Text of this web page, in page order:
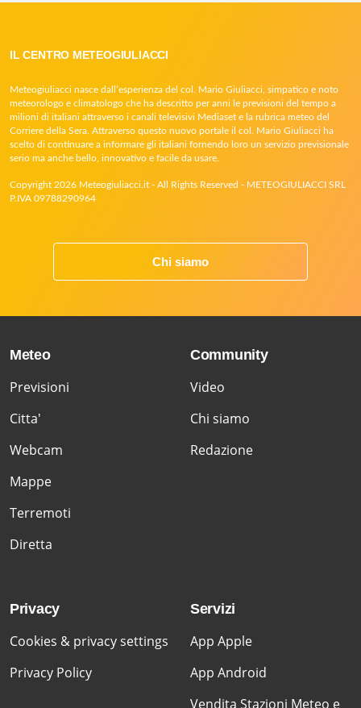
IL CENTRO METEOGIULIACCI
Meteogiuliacci nasce dall’esperienza del col. Mario Giuliacci, simpatico e noto
meteorologo e climatologo che ha descritto per anni le previsioni del tempo a
milioni di italiani attraverso i canali televisivi Mediaset e la rubrica meteo del
Corriere della Sera. Attraverso questo nuovo portale il col. Mario Giuliacci ha
scelto di continuare a informare gli italiani fornendo loro un servizio previsionale
serio ma anche bello, innovativo e facile da usare.
Copyright 2026 Meteogiuliacci.it - All Rights Reserved - METEOGIULIACCI SRL
P.IVA 09788290964
Chi siamo
Meteo
Previsioni
Citta'
Webcam
Mappe
Terremoti
Diretta
Community
Video
Chi siamo
Redazione
Privacy
Cookies & privacy settings
Privacy Policy
Servizi
App Apple
App Android
Vendita Stazioni Meteo e